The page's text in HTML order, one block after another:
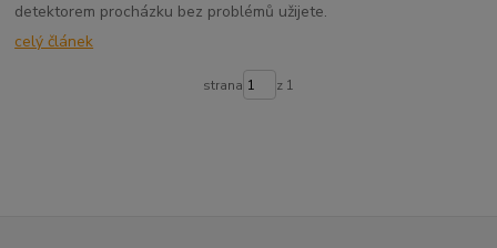
detektorem procházku bez problémů užijete.
celý článek
strana z 1